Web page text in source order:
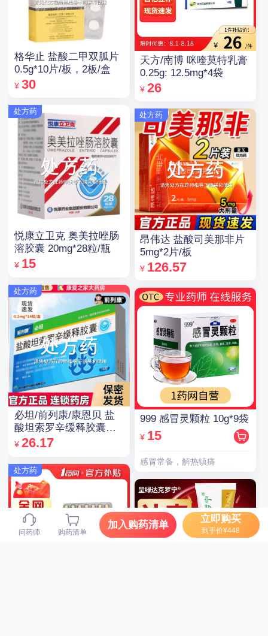
问药师 购药清单
加入购药清单
立即购买
到手价¥448
格华止 盐酸二甲双胍片
0.5g*10片/板，2板/盒
¥ 30
处方药
悦康立卫克 奥美拉唑肠
溶胶囊 20mg*28粒/瓶
¥ 15
处方药
必坦/前列康/康恩贝 盐
酸坦索罗辛缓释胶囊
0.2mg*14粒/盒
¥ 26.17
处方药
天方/南博 咪喹莫特乳膏
0.25g: 12.5mg*4袋
¥ 26
处方药
昂伟达 盐酸司美那非片
5mg*2片/板
¥ 126.57
999 感冒灵颗粒 10g*9袋
¥ 15
感冒常备，解热镇痛